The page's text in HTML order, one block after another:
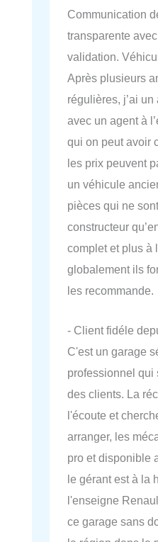
Communication
transparente
validation.
Après plusieurs
régulières, j’ai
avec un agent à
qui on peut avoir
les prix peuvent
un véhicule
pièces qui ne
constructeur
complet et plus à
globalement ils
les recommande.
- Client fidéle
C'est un garage
professionnel qui
des clients. La
l'écoute et
arranger, les
pro et disponible
le gérant est à la
l'enseigne
ce garage sans